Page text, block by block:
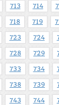
713 714
718 719
723 724
728 729
733 734
738 739
743 744